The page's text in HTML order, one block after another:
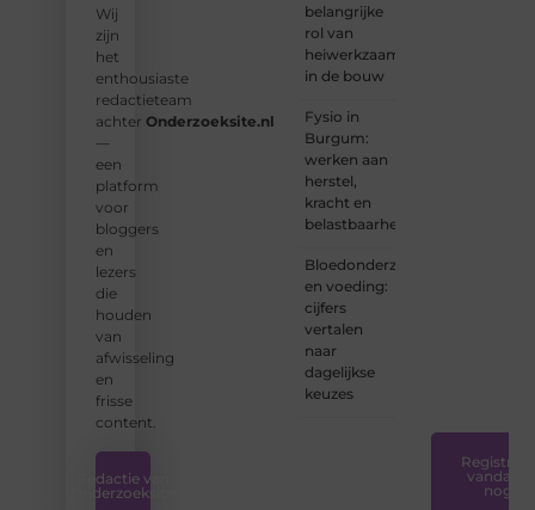
Wij
zijn
het
enthousiaste
redactieteam
achter Onderzoeksite.nl
—
een
platform
voor
bloggers
en
lezers
die
houden
van
afwisseling
en
frisse
content.
Redactie van
Onderzoeksite
belangrijke
rol van
heiwerkzaamheden
in de bouw
Fysio in
Burgum:
werken aan
herstel,
kracht en
belastbaarheid
Bloedonderzoek
en voeding:
cijfers
vertalen
naar
dagelijkse
keuzes
Registreer
vandaag
nog